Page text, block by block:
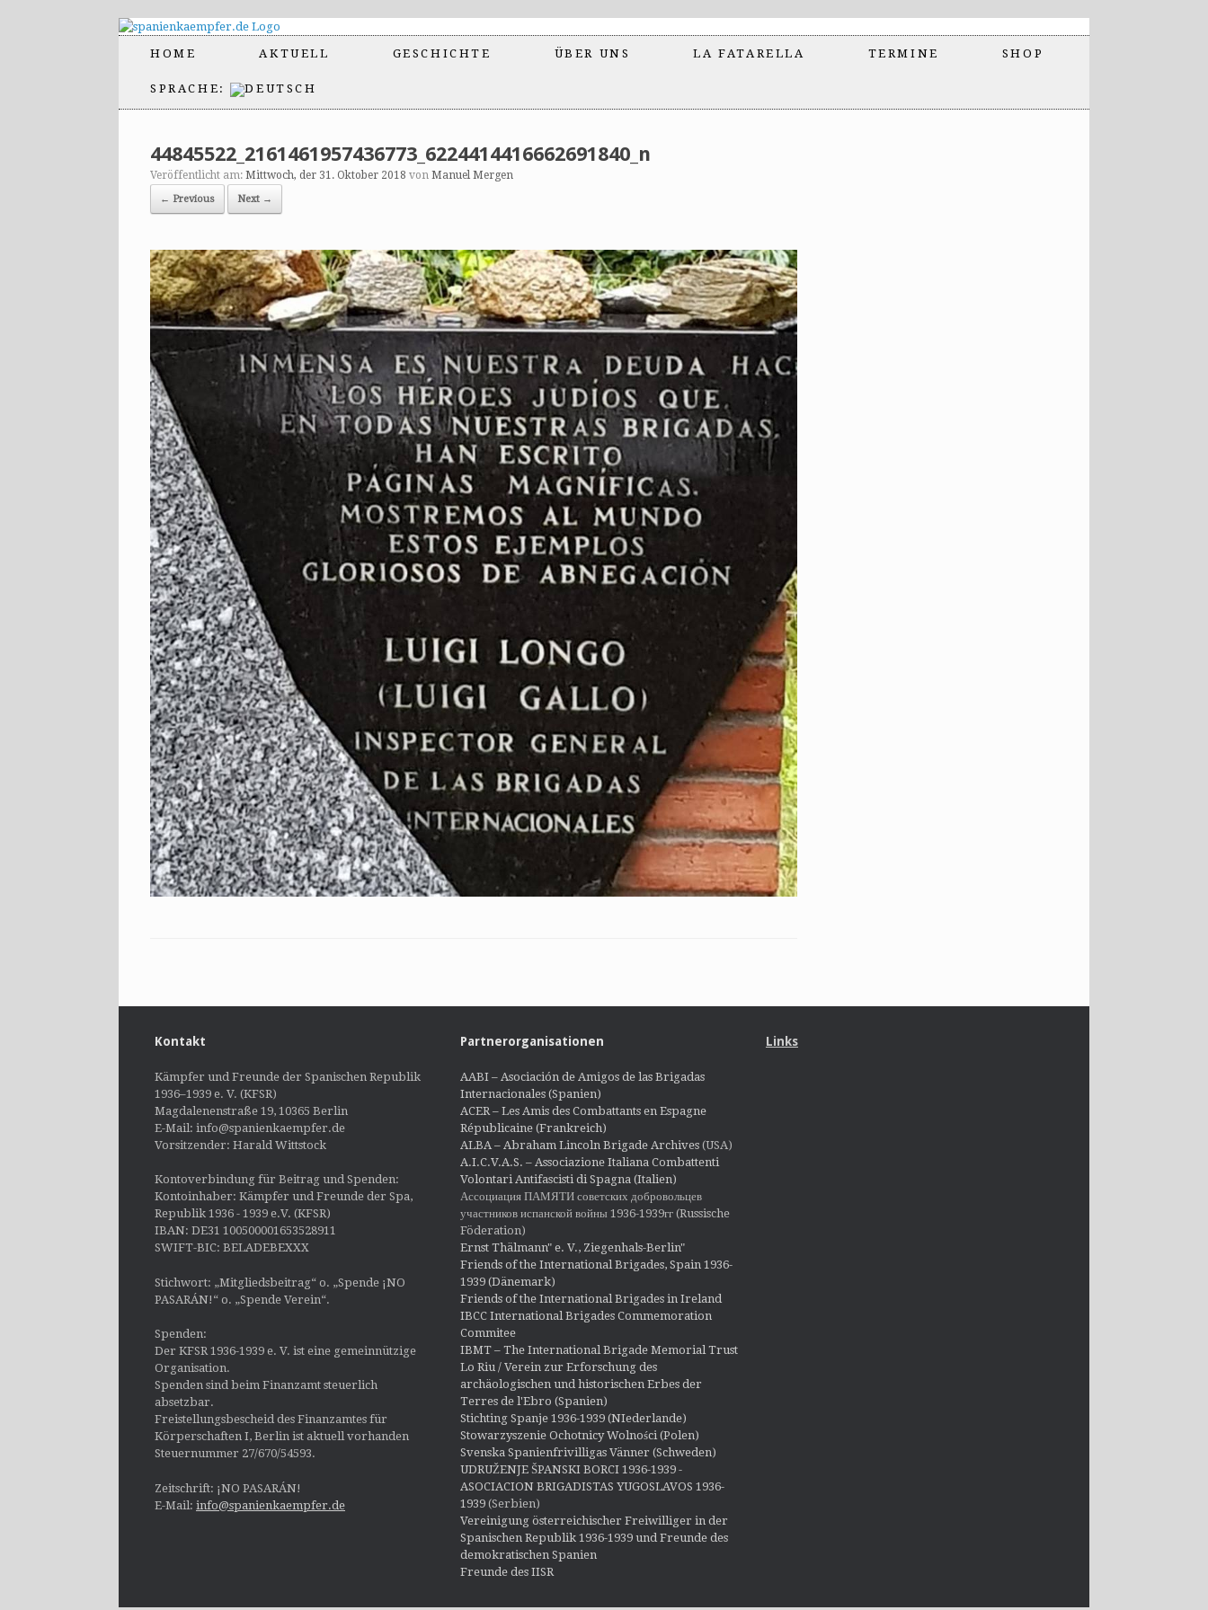
HOME AKTUELL GESCHICHTE ÜBER UNS LA FATARELLA TERMINE SHOP
SPRACHE:
44845522_2161461957436773_6224414416662691840_n
Veröffentlicht am: Mittwoch, der 31. Oktober 2018 von Manuel Mergen
← Previous Next →
Kontakt
Kämpfer und Freunde der Spanischen Republik
1936–1939 e. V. (KFSR)
Magdalenenstraße 19, 10365 Berlin
E-Mail: info@spanienkaempfer.de
Vorsitzender: Harald Wittstock
Kontoverbindung für Beitrag und Spenden:
Kontoinhaber: Kämpfer und Freunde der Spa,
Republik 1936 - 1939 e.V. (KFSR)
IBAN: DE31 100500001653528911
SWIFT-BIC: BELADEBEXXX
Stichwort: „Mitgliedsbeitrag“ o. „Spende ¡NO
PASARÁN!“ o. „Spende Verein“.
Spenden:
Der KFSR 1936-1939 e. V. ist eine gemeinnützige
Organisation.
Spenden sind beim Finanzamt steuerlich
absetzbar.
Freistellungsbescheid des Finanzamtes für
Körperschaften I, Berlin ist aktuell vorhanden
Steuernummer 27/670/54593.
Zeitschrift: ¡NO PASARÁN!
E-Mail: info@spanienkaempfer.de
Partnerorganisationen
AABI – Asociación de Amigos de las Brigadas
Internacionales (Spanien)
ACER – Les Amis des Combattants en Espagne
Républicaine (Frankreich)
ALBA – Abraham Lincoln Brigade Archives(USA)
A.I.C.V.A.S. – Associazione Italiana Combattenti
Volontari Antifascisti di Spagna (Italien)
Ассоциация ПАМЯТИ советских добровольцев
участников испанской войны 1936-1939гг (Russische
Föderation)
Ernst Thälmann" e. V., Ziegenhals-Berlin"
Friends of the International Brigades, Spain 1936-
1939 (Dänemark)
Friends of the International Brigades in Ireland
IBCC International Brigades Commemoration
Commitee
IBMT – The International Brigade Memorial Trust
Lo Riu / Verein zur Erforschung des
archäologischen und historischen Erbes der
Terres de l'Ebro (Spanien)
Stichting Spanje 1936-1939 (NIederlande)
Stowarzyszenie Ochotnicy Wolności (Polen)
Svenska Spanienfrivilligas Vänner (Schweden)
UDRUŽENJE ŠPANSKI BORCI 1936-1939 -
ASOCIACION BRIGADISTAS YUGOSLAVOS 1936-
1939(Serbien)
Vereinigung österreichischer Freiwilliger in der
Spanischen Republik 1936-1939 und Freunde des
demokratischen Spanien
Freunde des IISR
Links